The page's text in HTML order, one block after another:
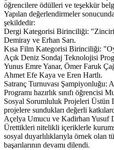
öğrencilere ödülleri ve teşekkür
Yapılan değerlendirmeler
şekildedir:
Dergi Kategorisi Birinciliği:
Demiray ve Erhan Sarı.
Kısa Film Kategorisi Birinciliği:
Açık Deniz Sondaj Teknolojisi
Yunus Emre Yanar, Ömer Faruk
Ahmet Efe Kaya ve Eren Hartlı.
Satranç Turnuvası Şampiyonluğu:
Programı hazırlık sınıfı öğrencisi
Sosyal Sorumluluk Projeleri Üstün
projelere sundukları değerli
Açelya Umucu ve Kadirhan Yusuf
Ürettikleri nitelikli içeriklerle
sosyal duyarlılıklarıyla örnek olan
başarılarının devamı dilendi.